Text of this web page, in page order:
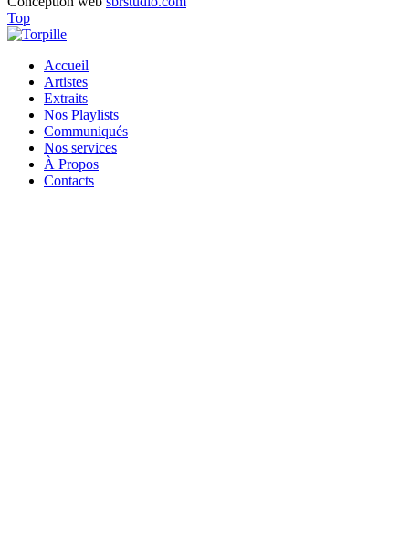
Top
Accueil
Artistes
Extraits
Nos Playlists
Communiqués
Nos services
À Propos
Contacts